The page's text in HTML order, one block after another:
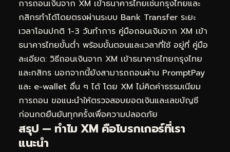
การถอนเงินจาก XM เข้าธนาคารไทยเช่นกรุงไทยและ
กสิกรทำได้โดยตรงผ่านระบบ Bank Transfer ระยะ
เวลาโอนปกติ 1-3 วันทำการ คู่มือถอนเงินจาก XM เข้า
ธนาคารไทยขั้นต่ำ พร้อมขั้นตอนและเวลาที่ใช้ อยู่ที่ คู่มือ
ละเอียด: วิธีถอนเงินจาก XM เข้าธนาคารไทยกรุงไทย
และกสิกร นอกจากนี้ยังสามารถถอนผ่าน PromptPay
และ e-wallet อื่น ๆ ได้ โดย XM ไม่คิดค่าธรรมเนียม
การถอน ขอแนะนำให้ตรวจสอบยอดเงินและเลขบัญชี
ก่อนกดยืนยันทุกครั้งเพื่อความปลอดภัย
สรุป — ทำไม XM คือโบรกเกอร์ที่เรา
แนะนำ